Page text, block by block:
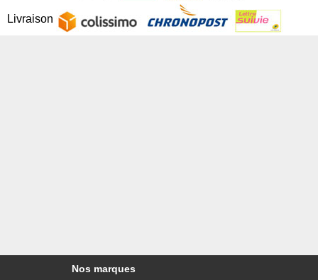
Livraison
Nos marques